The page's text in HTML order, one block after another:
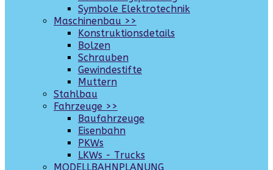
Symbole Elektrotechnik
Maschinenbau >>
Konstruktionsdetails
Bolzen
Schrauben
Gewindestifte
Muttern
Stahlbau
Fahrzeuge >>
Baufahrzeuge
Eisenbahn
PKWs
LKWs - Trucks
MODELLBAHNPLANUNG